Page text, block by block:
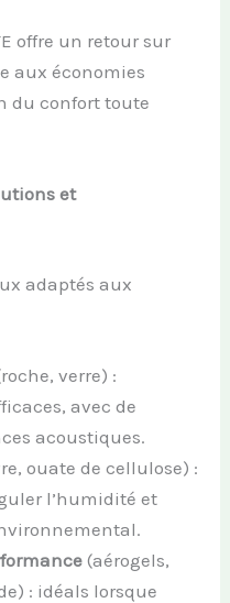
offre un retour sur
aux économies
du confort toute
et
adaptés aux
verre) :
avec de
acoustiques.
ouate de cellulose) :
l’humidité et
(aérogels,
: idéals lorsque